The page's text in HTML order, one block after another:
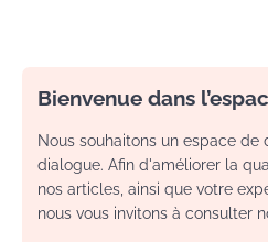
Bienvenue dans
Nous souhaitons un espace de
dialogue. Afin d'améliorer la
nos articles, ainsi que votre
nous vous invitons à consulter